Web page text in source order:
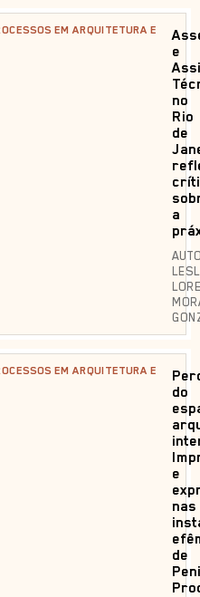
EM ARQUITETURA E
e
no
Rio
de
a
EM ARQUITETURA E
do
e
nas
de